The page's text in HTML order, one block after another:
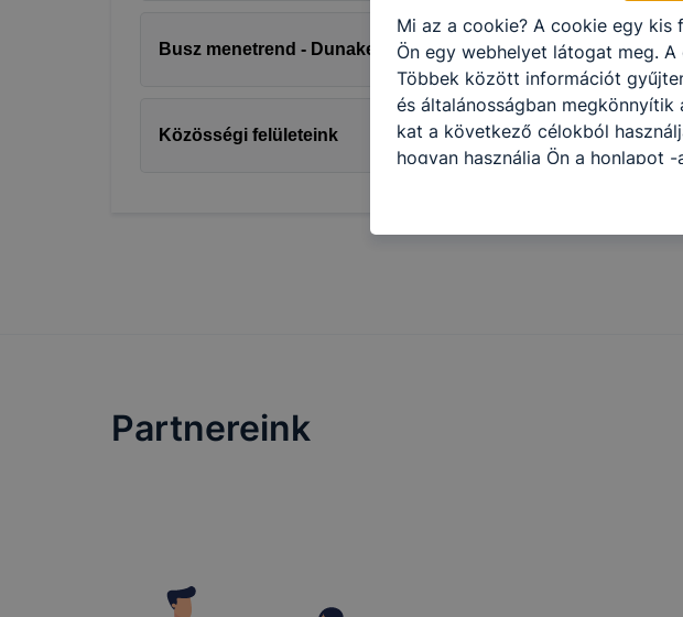
Busz menetrend - Dunakeszi
Közösségi felületeink
Partnereink
Mi az a cookie? A cookie egy kis
Ön egy webhelyet látogat meg.
Többek között információt
és általánosságban
kat a következő célokból
hogyan használja Ön a honlapot
részeit látogatja, vagy használja
biztosítsunk Önnek még jobb
oldalunkat, honlap fejlesztése.